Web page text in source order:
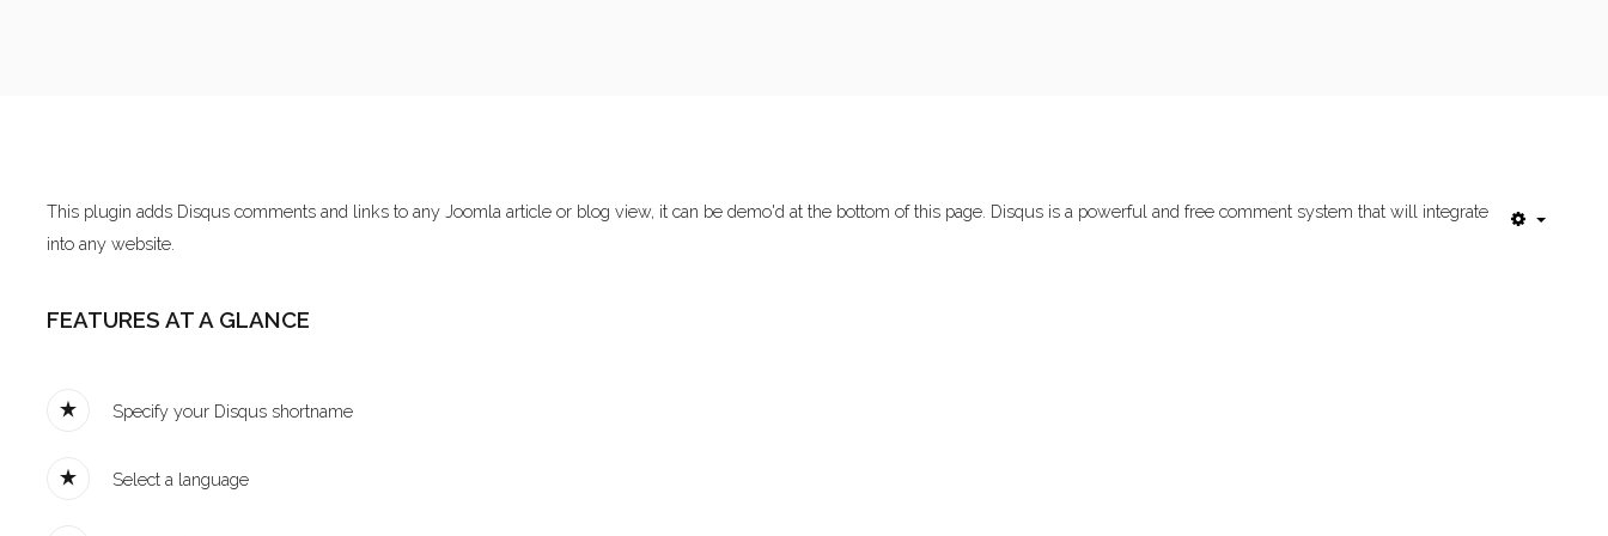
Extensions
Tutorials
This plugin adds Disqus comments and links to any Joomla article or blog view, it can be demo'd at the bottom of this page. Disqus is a powerful and free comment system that will integrate
into any website.
FEATURES AT A GLANCE
Specify your Disqus shortname
Select a language